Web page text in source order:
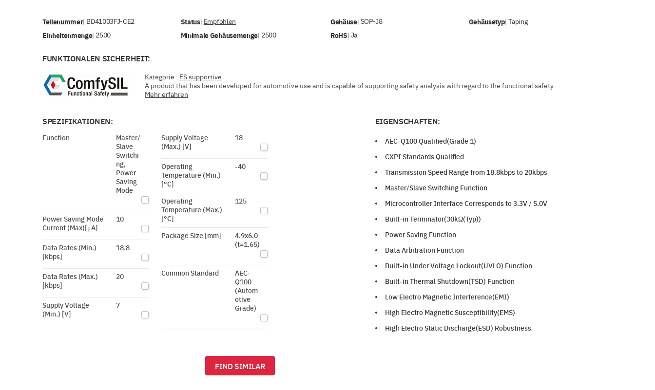
Teilenummer| BD41003FJ-CE2 Status| Empfohlen Gehäuse| SOP-J8 Gehäusetyp|Taping
Einheitenmenge| 2500 Minimale Gehäusemenge| 2500 RoHS| Ja
FUNKTIONALEN SICHERHEIT:
Kategorie : FS supportive
A product that has been developed for automotive use and is capable of supporting safety analysis with regard to the functional safety.
Mehr erfahren
SPEZIFIKATIONEN:
Function
Master/
Slave
Switchi
ng,
Power
Saving
Mode
Power Saving Mode
Current (Max)[μA]
10
Data Rates (Min.)
[kbps]
18.8
Data Rates (Max.)
[kbps]
20
Supply Voltage
(Min.) [V]
7
Supply Voltage
(Max.) [V]
18
Operating
Temperature (Min.)
[°C]
-40
Operating
Temperature (Max.)
[°C]
125
Package Size [mm]
4.9x6.0
(t=1.65)
Common Standard
AEC-
Q100
(Autom
otive
Grade)
FIND SIMILAR
EIGENSCHAFTEN:
AEC-Q100 Qualified(Grade 1)
CXPI Standards Qualified
Transmission Speed Range from 18.8kbps to 20kbps
Master/Slave Switching Function
Microcontroller Interface Corresponds to 3.3V / 5.0V
Built-in Terminator(30kΩ(Typ))
Power Saving Function
Data Arbitration Function
Built-in Under Voltage Lockout(UVLO) Function
Built-in Thermal Shutdown(TSD) Function
Low Electro Magnetic Interference(EMI)
High Electro Magnetic Susceptibility(EMS)
High Electro Static Discharge(ESD) Robustness